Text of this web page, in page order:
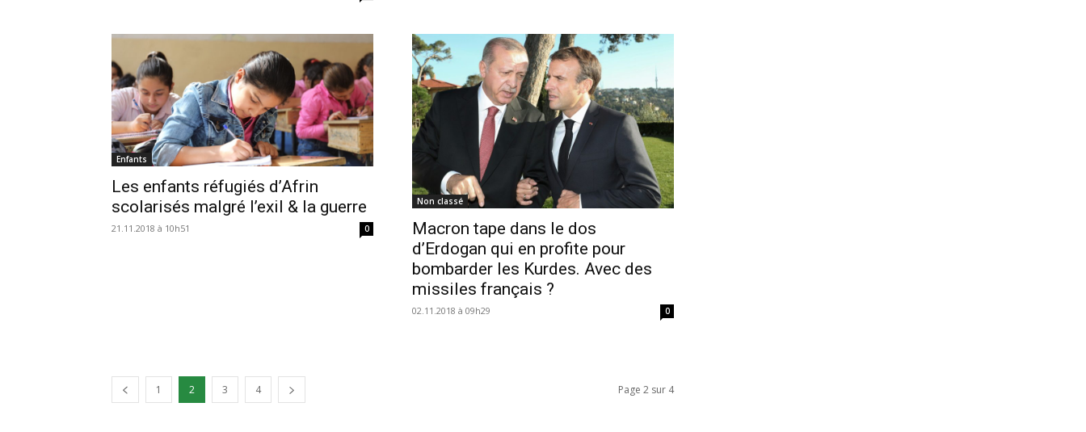
Enfants
Les enfants réfugiés d’Afrin
scolarisés malgré l’exil & la guerre
21.11.2018 à 10h51 0
Non classé
Macron tape dans le dos
d’Erdogan qui en profite pour
bombarder les Kurdes. Avec des
missiles français ?
02.11.2018 à 09h29 0
1 2 3 4 Page 2 sur 4